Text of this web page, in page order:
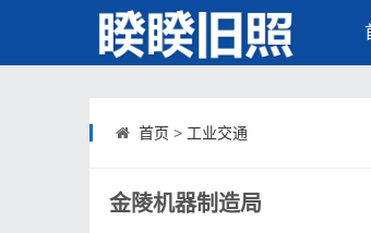
首页 > 工业交通
金陵机器制造局